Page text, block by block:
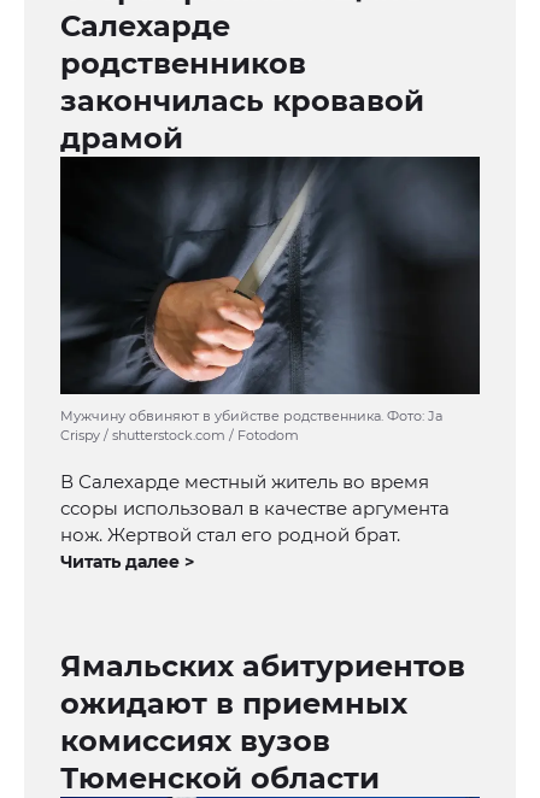
Салехарде
родственников
закончилась кровавой
драмой
Мужчину обвиняют в убийстве родственника. Фото: Ja
Crispy / shutterstock.com / Fotodom
В Салехарде местный житель во время
ссоры использовал в качестве аргумента
нож. Жертвой стал его родной брат.
Читать далее >
Ямальских абитуриентов
ожидают в приемных
комиссиях вузов
Тюменской области